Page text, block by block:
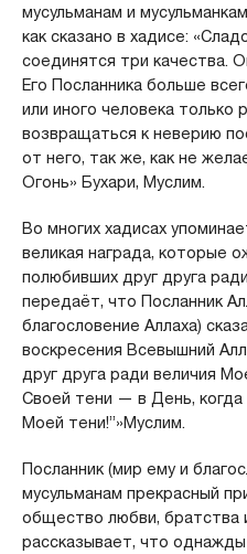
мусульманам и
как сказано в хадисе:
соединятся три качества.
Его Посланника больше
или иного человека только
возвращаться к неверию
от него, так же, как не
Огонь» Бухари, Муслим.
Во многих хадисах
великая награда, которые
полюбивших друг друга
передаёт, что Посланник
благословение Аллаха)
воскресения Всевышний
друг друга ради величия
Своей тени — в День,
Моей тени!”»Муслим.
Посланник (мир ему и
мусульманам прекрасный
общество любви, братства
рассказывает, что